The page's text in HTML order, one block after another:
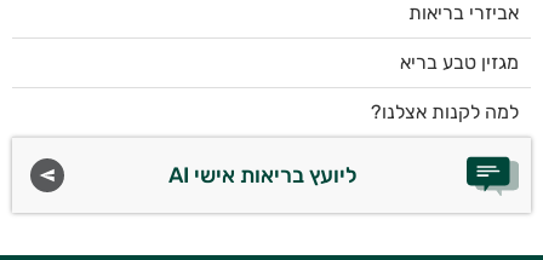
אביזרי בריאות
מגזין טבע בריא
למה לקנות אצלנו?
ליועץ בריאות אישי AI